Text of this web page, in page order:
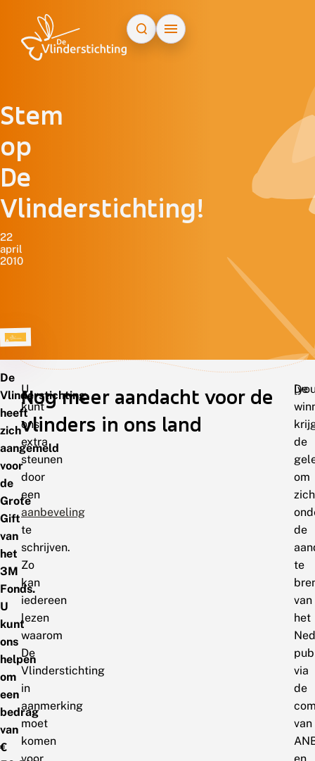
Stem
op
De
Vlinderstichting!
22
april
2010
De
Vlinderstichting
heeft
zich
aangemeld
voor
de
Grote
Gift
van
het
3M
Fonds.
U
kunt
ons
helpen
om
een
bedrag
van
€
U
kunt
ons
extra
steunen
door
een
aanbeveling
te
schrijven.
Zo
kan
iedereen
lezen
waarom
De
Vlinderstichting
in
aanmerking
moet
komen
voor
Nog meer aandacht voor de
vlinders in ons land
De
de
om
de
te
van
het
via
de
van
en